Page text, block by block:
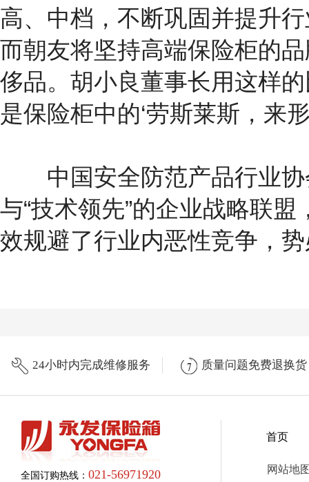
高、中档，不断巩固并提升
而朝友将坚持高端保险柜的
侈品。胡小良董事长用这样
是保险柜中的‘劳斯莱斯，来
中国安全防范产品行业协
与“技术领先”的企业战略联
效规避了行业内恶性竞争，
24小时内完成维修服务 质量问题免费退换货
全国订购热线： 021-56971920
首页
网站地